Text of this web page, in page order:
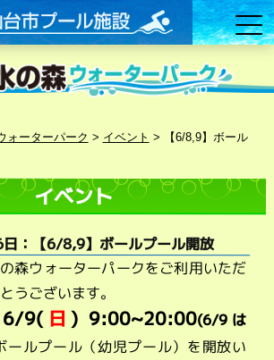
ォーターパーク > イベント >
【6/8,9】ボール
イベント
：【6/8,9】ボールプール開放
森ウォーターパークをご利用いただ
うございます。
6/9(日) 9:00~20:00(6/9は
ールプール（幼児プール）を開放い